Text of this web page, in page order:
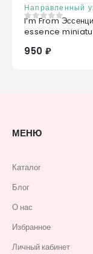
Направленный
0из 5
I’m From
essence
950 ₽
МЕНЮ
Каталог
Блог
О нас
Избранное
Личный кабинет